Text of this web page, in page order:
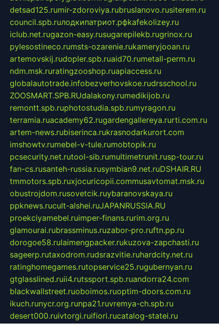
detsad125.rumir-zdoroviya.rubruslanovo.rusiterem.ru
council.spb.ruлодкипатриот.рфkafekolizey.ru
iclub.net.rugazon-easy.rusugarepilekb.rugrinox.ru
pylesostineco.rumsts-ozarenie.rukameryjooan.ru
artemovskij.rudopler.spb.ruaid70.rumetall-perm.ru
ndm.msk.ruratingzooshop.ruapiaccess.ru
globalautotrade.infobezverhovskoe.rudrsschool.ru
ZOOSMART.SPB.RUdalakony.rumedikijob.ru
remontt.spb.ruphotostudia.spb.rumyragon.ru
terramia.ruacademy62.rugardengallereya.rurti.com.ru
artem-news.rubiserinca.rukrasnodarkurort.com
imshowtv.rumebel-v-tule.rumobtopik.ru
pcsecurity.net.rutool-sib.rumultimetrunit.rusp-tour.ru
fan-cs.rusanteh-russia.rusymbian9.net.ruDSHAIR.RU
tmmotors.spb.ruxjocuricopii.commusavtomat.msk.ru
obustrojdom.rusovetcik.ruybaranovskaya.ru
ppknews.rucult-alshei.ruJAPANRUSSIA.RU
proekciyamebel.ruimper-finans.rurim.org.ru
glamourai.rubrassminus.ruzabor-pro.ruftn.pp.ru
dorogoe58.rulaimengpacker.rukuzova-zapchasti.ru
sageerp.rutaxodrom.rudsrazvitie.ruhardcity.net.ru
ratinghomegames.rutopservice25.rugubernyan.ru
gtglasslined.ruii4.rutssport.spb.ruandorra24.com
blackwallstreet.ruoboimos.ruoptim-doors.com.ru
ikuch.runycr.org.runpa21.ruvremya-ch.spb.ru
desert000.ruivtorgi.ruifiori.rucatalog-statei.ru